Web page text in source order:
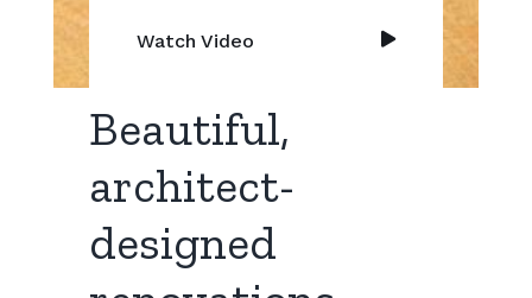
Watch Video
Beautiful,
architect-
designed